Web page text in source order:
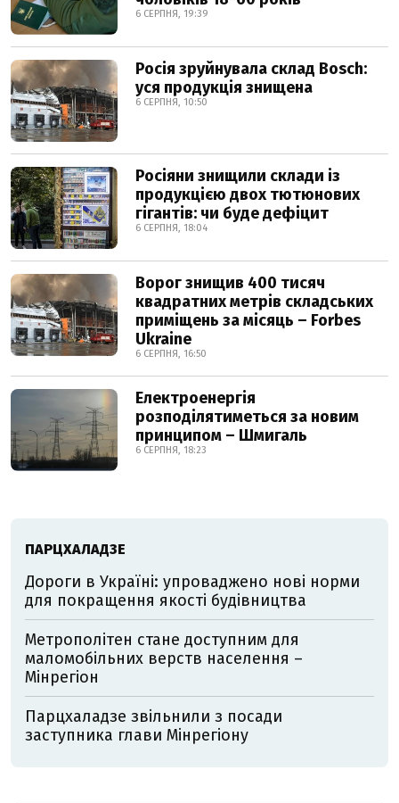
6 СЕРПНЯ, 19:39
Росія зруйнувала склад Bosch:
уся продукція знищена
6 СЕРПНЯ, 10:50
Росіяни знищили склади із
продукцією двох тютюнових
гігантів: чи буде дефіцит
6 СЕРПНЯ, 18:04
Ворог знищив 400 тисяч
квадратних метрів складських
приміщень за місяць – Forbes
Ukraine
6 СЕРПНЯ, 16:50
Електроенергія
розподілятиметься за новим
принципом – Шмигаль
6 СЕРПНЯ, 18:23
ПАРЦХАЛАДЗЕ
Дороги в Україні: упроваджено нові норми
для покращення якості будівництва
Метрополітен стане доступним для
маломобільних верств населення –
Мінрегіон
Парцхаладзе звільнили з посади
заступника глави Мінрегіону